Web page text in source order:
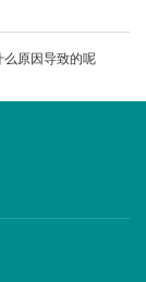
么原因导致的呢